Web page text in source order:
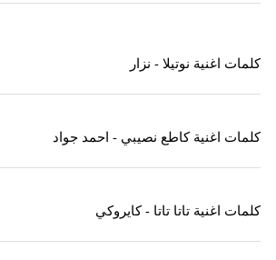
كلمات اغنية نوتيلا - نزار
كلمات اغنية كاطع نصيبي - احمد جواد
كلمات اغنية تاتا تاتا - كايروكي